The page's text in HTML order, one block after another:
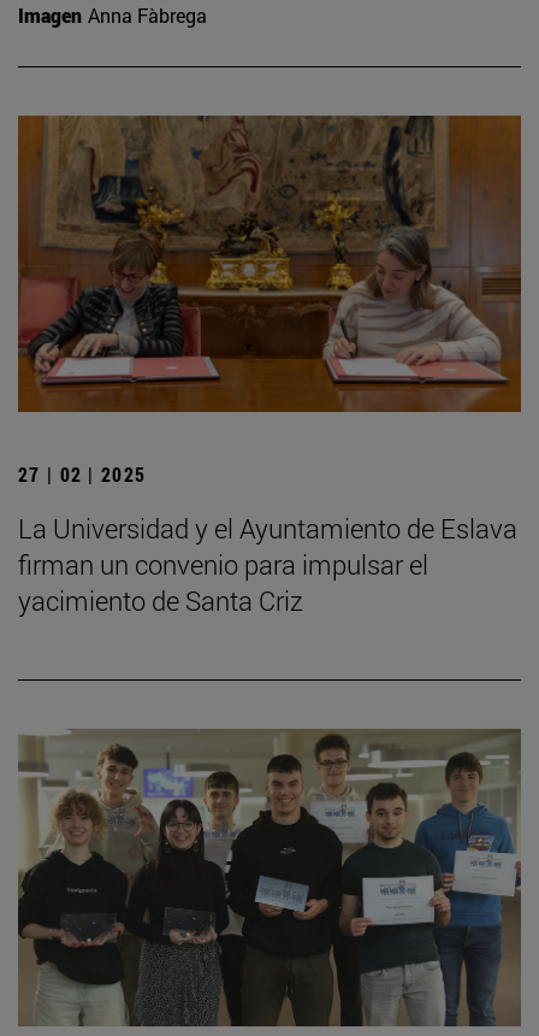
Imagen Anna Fàbrega
27 | 02 | 2025
La Universidad y el Ayuntamiento de Eslava
firman un convenio para impulsar el
yacimiento de Santa Criz